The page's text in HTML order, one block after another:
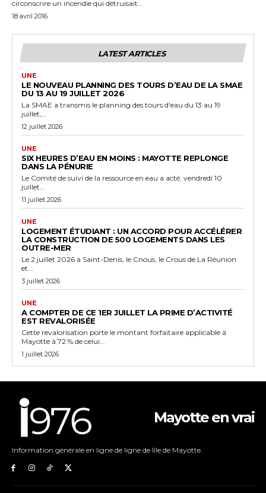
circonscrire un incendie qui détruisait...
18 avril 2016
LATEST ARTICLES
UNE
LE NOUVEAU PLANNING DES TOURS D’EAU DE LA SMAE
DU 13 AU 19 JUILLET 2026
La SMAE a transmis le planning des tours d'eau du 13 au 19
juillet,...
12 juillet 2026
UNE
SIX HEURES D’EAU EN MOINS : MAYOTTE REPLONGE
DANS LA PÉNURIE
Le Comité de suivi de la ressource en eau a acté, vendredi 10
juillet...
11 juillet 2026
UNE
LOGEMENT ÉTUDIANT : UN ACCORD POUR ACCÉLÉRER
LA CONSTRUCTION DE 500 LOGEMENTS DANS LES
OUTRE-MER
Le 2 juillet 2026 à Saint-Denis, le Cnous, le Crous de La Réunion
et...
3 juillet 2026
UNE
A COMPTER DE CE 1ER JUILLET LA PRIME D’ACTIVITÉ
EST REVALORISÉE
Cette revalorisation porte le montant forfaitaire applicable à
Mayotte à 72 % de celui...
1 juillet 2026
Mayotte en vrai
Information générale en ligne de ligne de lîle de Mayotte.